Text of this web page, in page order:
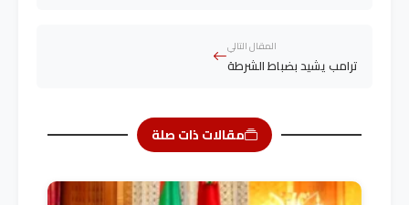
المقال التالي
ترامب يشيد بضباط الشرطة
مقالات ذات صلة